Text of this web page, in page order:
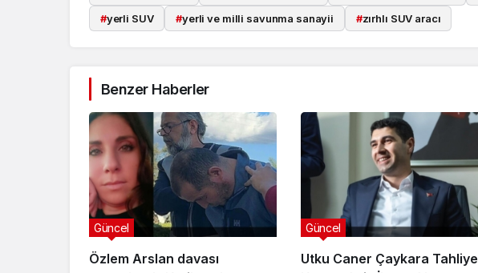
#yerli SUV #yerli ve milli savunma sanayii #zırhlı SUV aracı
Benzer Haberler
Özlem Arslan davası
Güncel
Utku Caner Çaykara Tahliye
Güncel